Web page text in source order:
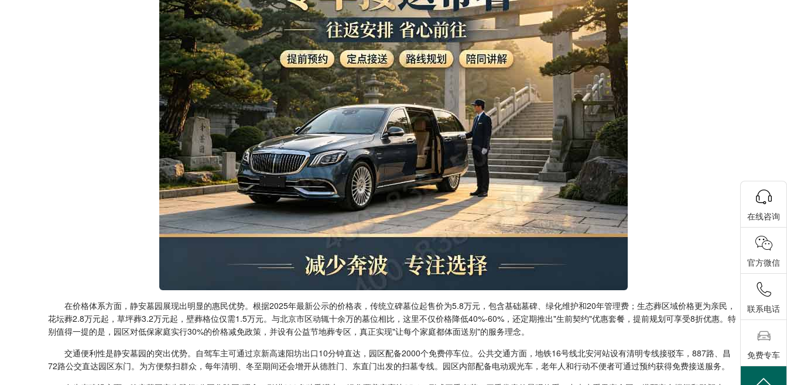
在价格体系方面，静安墓园展现出明显的惠民优势。根据2025年最新公示的价格表，传统立碑墓位起售价为5.8万元，包含基础墓碑、绿化维护和20年管理费；生态葬区域价格更为亲民，
花坛葬2.8万元起，草坪葬3.2万元起，壁葬格位仅需1.5万元。与北京市区动辄十余万的墓位相比，这里不仅价格降低40%-60%，还定期推出"生前契约"优惠套餐，提前规划可享受8折优惠。特
别值得一提的是，园区对低保家庭实行30%的价格减免政策，并设有公益节地葬专区，真正实现"让每个家庭都体面送别"的服务理念。
交通便利性是静安墓园的突出优势。自驾车主可通过京新高速阳坊出口10分钟直达，园区配备2000个免费停车位。公共交通方面，地铁16号线北安河站设有清明专线接驳车，887路、昌
72路公交直达园区东门。为方便祭扫群众，每年清明、冬至期间还会增开从德胜门、东直门出发的扫墓专线。园区内部配备电动观光车，老年人和行动不便者可通过预约获得免费接送服务。
在线咨询
官方微信
联系电话
免费专车